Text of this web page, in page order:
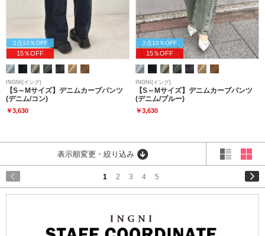
2点10％OFF
15％OFF
INGNI(イング)
【S～Mサイズ】デニムカーブパンツ
(デニム/コン)
￥3,630
2点10％OFF
15％OFF
INGNI(イング)
【S～Mサイズ】デニムカーブパンツ
(デニム/ブルー)
￥3,630
表示順変更・絞り込み
1 2 3 4 5